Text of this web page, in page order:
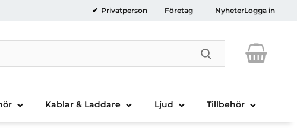
Privatperson Företag NyheterLogga in
Genomför
Kablar & Laddare Ljud Tillbehör